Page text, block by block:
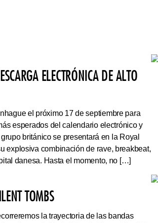
ELECTRÓNICA DE ALTO
el próximo 17 de septiembre para
esperados del calendario electrónico y
británico se presentará en la Royal
explosiva combinación de rave, breakbeat,
danesa. Hasta el momento, no […]
TOMBS
la trayectoria de las bandas